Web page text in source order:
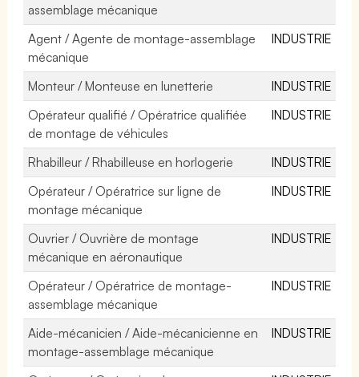
assemblage mécanique
Agent / Agente de montage-assemblage
mécanique
INDUSTRIE
Monteur / Monteuse en lunetterie
INDUSTRIE
Opérateur qualifié / Opératrice qualifiée
de montage de véhicules
INDUSTRIE
Rhabilleur / Rhabilleuse en horlogerie
INDUSTRIE
Opérateur / Opératrice sur ligne de
montage mécanique
INDUSTRIE
Ouvrier / Ouvrière de montage
mécanique en aéronautique
INDUSTRIE
Opérateur / Opératrice de montage-
assemblage mécanique
INDUSTRIE
Aide-mécanicien / Aide-mécanicienne en
montage-assemblage mécanique
INDUSTRIE